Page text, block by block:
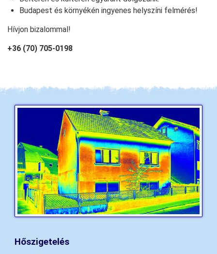
Budapest és környékén ingyenes helyszíni felmérés!
Hívjon bizalommal!
+36 (70) 705-0198
Hőszigetelés